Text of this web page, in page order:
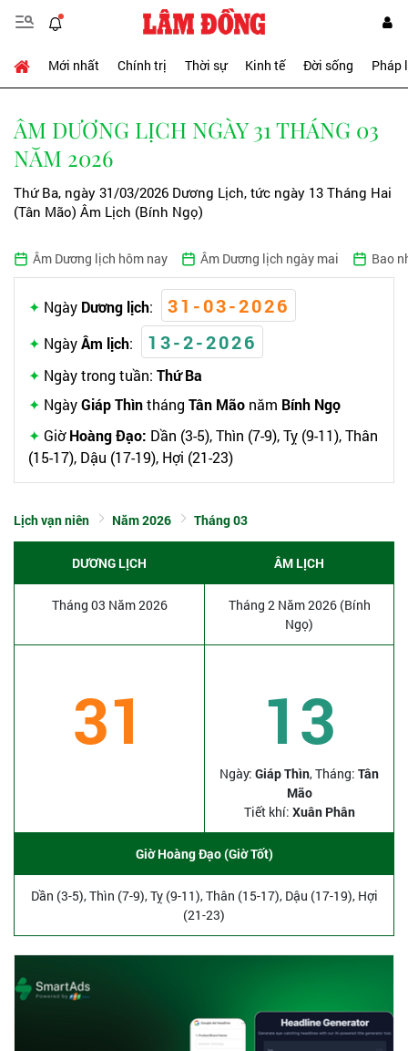
Mới nhất Chính trị Thời sự Kinh tế Đời sống Pháp
ÂM DƯƠNG LỊCH NGÀY 31 THÁNG 03
NĂM 2026
Thứ Ba, ngày 31/03/2026 Dương Lịch, tức ngày 13 Tháng Hai
(Tân Mão) Âm Lịch (Bính Ngọ)
Âm Dương lịch hôm nay Âm Dương lịch ngày mai Bao
Ngày Dương lịch: 31-03-2026
NgàyÂm lịch: 13-2-2026
Ngày trong tuần: Thứ Ba
NgàyGiáp Thìntháng Tân Mão năm Bính Ngọ
GiờHoàng Đạo: Dần (3-5), Thìn (7-9), Tỵ (9-11), Thân
(15-17), Dậu (17-19), Hợi (21-23)
Lịch vạn niên Năm 2026 Tháng 03
DƯƠNG LỊCH ÂM LỊCH
Tháng 03 Năm 2026
Tháng 2 Năm 2026 (Bính
Ngọ)
31 13
Ngày: Giáp Thìn, Tháng: Tân
Mão
Tiết khí: Xuân Phân
Giờ Hoàng Đạo (Giờ Tốt)
Dần (3-5), Thìn (7-9), Tỵ (9-11), Thân (15-17), Dậu (17-19), Hợi
(21-23)